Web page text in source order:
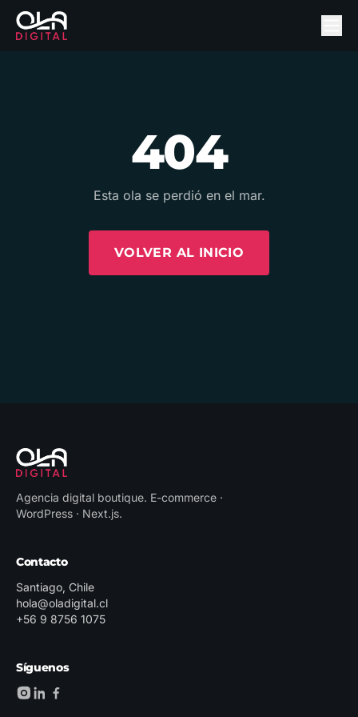
404
Esta ola se perdió en el mar.
VOLVER AL INICIO
Agencia digital boutique. E-commerce ·
WordPress · Next.js.
Contacto
Santiago, Chile
hola@oladigital.cl
+56 9 8756 1075
Síguenos